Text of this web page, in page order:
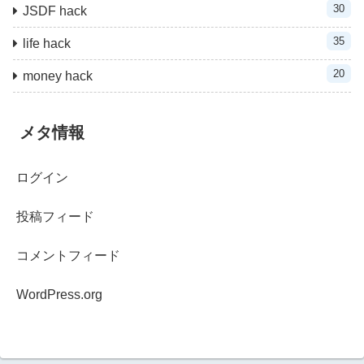
JSDF hack 30
life hack 35
money hack 20
メタ情報
ログイン
投稿フィード
コメントフィード
WordPress.org